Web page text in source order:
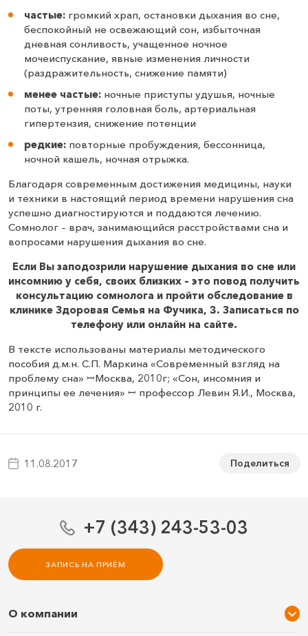
частые: громкий храп, остановки дыхания во сне,
беспокойный не освежающий сон, избыточная
дневная сонливость, учащенное ночное
мочеиспускание, явные изменения личности
(раздражительность, снижение памяти)
менее частые:ночные приступы удушья, ночные
поты, утренняя головная боль, артериальная
гипертензия, снижение потенции
редкие:повторные пробуждения, бессонница,
ночной кашель, ночная отрыжка.
Благодаря современным достижения медицины, науки
и техники в настоящий период времени нарушения сна
успешно диагностируются и поддаются лечению.
Сомнолог – врач, занимающийся расстройствами сна и
вопросами нарушения дыхания во сне.
Если Вы заподозрили нарушение дыхания во сне или
инсомнию у себя, своих близких – это повод получить
консультацию сомнолога и пройти обследование в
клинике Здоровая Семья на Фучика, 3. Записаться по
телефону или онлайн на сайте.
В тексте использованы материалы методического
пособия д.м.н. С.П. Маркина «Современный взгляд на
проблему сна» ꟷМосква, 2010г; «Сон, инсомния и
принципы ее лечения» ꟷ профессор Левин Я.И., Москва,
2010 г.
11.08.2017 Поделиться
+7 (343) 243-53-03
ЗАПИСЬ НА ПРИЁМ
О компании